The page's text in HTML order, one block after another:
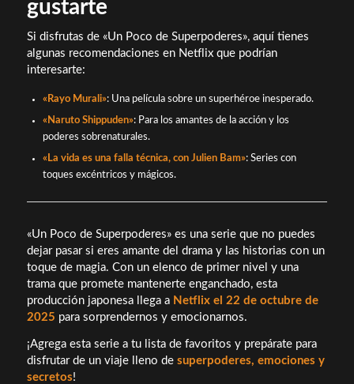
gustarte
Si disfrutas de «Un Poco de Superpoderes», aquí tienes
algunas recomendaciones en Netflix que podrían
interesarte:
«Rayo Murali»: Una película sobre un superhéroe inesperado.
«Naruto Shippuden»: Para los amantes de la acción y los
poderes sobrenaturales.
«La vida es una falla técnica, con Julien Bam»: Series con
toques excéntricos y mágicos.
«Un Poco de Superpoderes» es una serie que no puedes
dejar pasar si eres amante del drama y las historias con un
toque de magia. Con un elenco de primer nivel y una
trama que promete mantenerte enganchado, esta
producción japonesa llega a Netflix el 22 de octubre de
2025 para sorprendernos y emocionarnos.
¡Agrega esta serie a tu lista de favoritos y prepárate para
disfrutar de un viaje lleno de superpoderes, emociones y
secretos!